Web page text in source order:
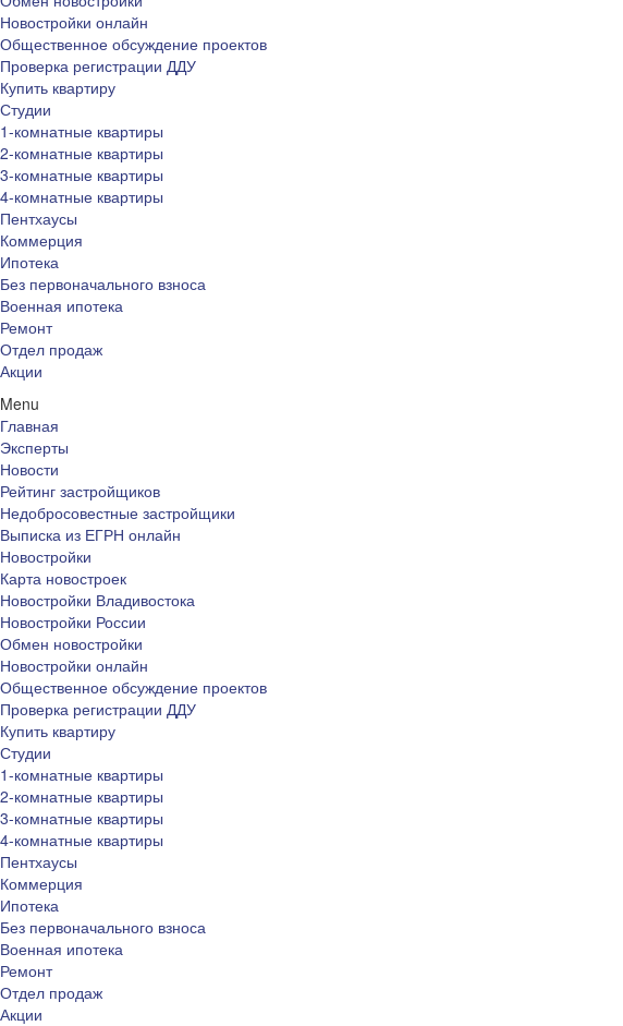
Новостройки онлайн
Общественное обсуждение проектов
Проверка регистрации ДДУ
Купить квартиру
Студии
1-комнатные квартиры
2-комнатные квартиры
3-комнатные квартиры
4-комнатные квартиры
Пентхаусы
Коммерция
Ипотека
Без первоначального взноса
Военная ипотека
Ремонт
Отдел продаж
Акции
Menu
Главная
Эксперты
Новости
Рейтинг застройщиков
Недобросовестные застройщики
Выписка из ЕГРН онлайн
Новостройки
Карта новостроек
Новостройки Владивостока
Новостройки России
Обмен новостройки
Новостройки онлайн
Общественное обсуждение проектов
Проверка регистрации ДДУ
Купить квартиру
Студии
1-комнатные квартиры
2-комнатные квартиры
3-комнатные квартиры
4-комнатные квартиры
Пентхаусы
Коммерция
Ипотека
Без первоначального взноса
Военная ипотека
Ремонт
Отдел продаж
Акции